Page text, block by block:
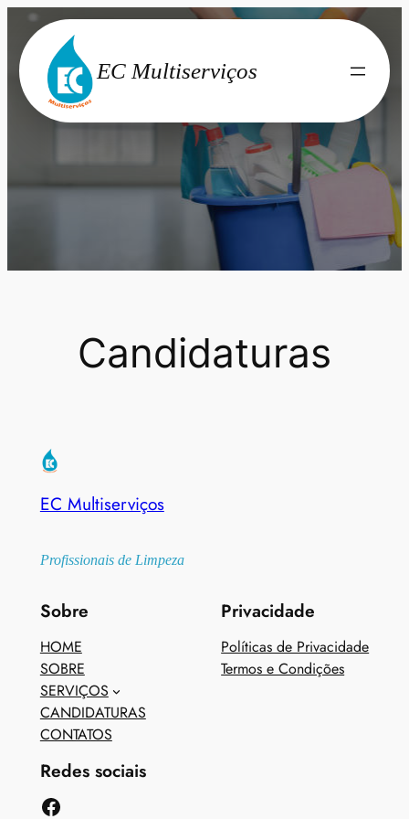
Saltar
para
conteúdo
EC Multiserviços
Candidaturas
EC Multiserviços
Profissionais de Limpeza
Sobre
HOME
SOBRE
SERVIÇOS
CANDIDATURAS
CONTATOS
Privacidade
Políticas de Privacidade
Termos e Condições
Redes sociais
Facebook